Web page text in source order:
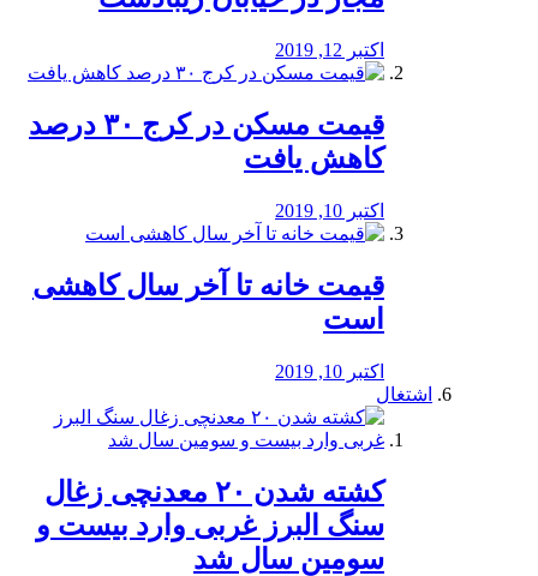
اکتبر 12, 2019
️قیمت مسکن در کرج ۳۰ درصد
کاهش یافت
اکتبر 10, 2019
قیمت خانه تا آخر سال کاهشی
است
اکتبر 10, 2019
اشتغال
کشته شدن ۲۰ معدنچی زغال
سنگ البرز غربی وارد بیست و
سومین سال شد